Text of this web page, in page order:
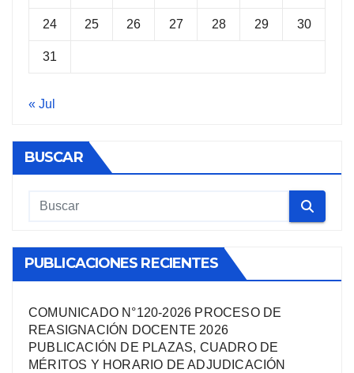
24 25 26 27 28 29 30
31
« Jul
BUSCAR
PUBLICACIONES RECIENTES
COMUNICADO N°120-2026 PROCESO DE
REASIGNACIÓN DOCENTE 2026
PUBLICACIÓN DE PLAZAS, CUADRO DE
MÉRITOS Y HORARIO DE ADJUDICACIÓN